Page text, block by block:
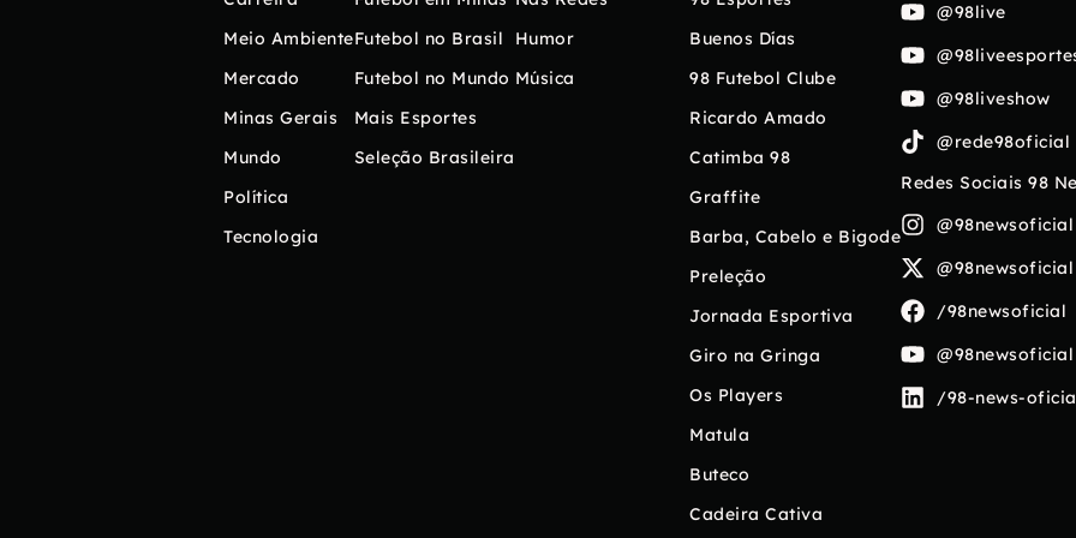
Meio Ambiente
Mercado
Minas Gerais
Mundo
Política
Tecnologia
Futebol no Brasil
Futebol no Mundo
Mais Esportes
Seleção Brasileira
Humor
Música
Buenos Días
98 Futebol Clube
Ricardo Amado
Catimba 98
Graffite
Barba, Cabelo e Bigode
Preleção
Jornada Esportiva
Giro na Gringa
Os Players
Matula
Buteco
Cadeira Cativa
@98live
@98liveshow
@rede98oficial
Redes Sociais 98
@98newsoficial
@98newsoficial
/98newsoficial
@98newsoficial
/98-news-